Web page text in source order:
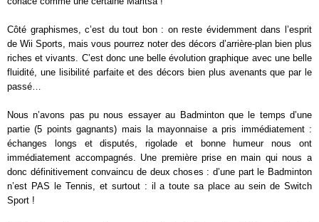
Côté graphismes, c’est du tout bon : on reste évidemment dans l’esprit
de Wii Sports, mais vous pourrez noter des décors d’arrière-plan bien plus
riches et vivants. C’est donc une belle évolution graphique avec une belle
fluidité, une lisibilité parfaite et des décors bien plus avenants que par le
passé…
Nous n’avons pas pu nous essayer au Badminton que le temps d’une
partie (5 points gagnants) mais la mayonnaise a pris immédiatement :
échanges longs et disputés, rigolade et bonne humeur nous ont
immédiatement accompagnés. Une première prise en main qui nous a
donc définitivement convaincu de deux choses : d’une part le Badminton
n’est PAS le Tennis, et surtout : il a toute sa place au sein de Switch
Sport !